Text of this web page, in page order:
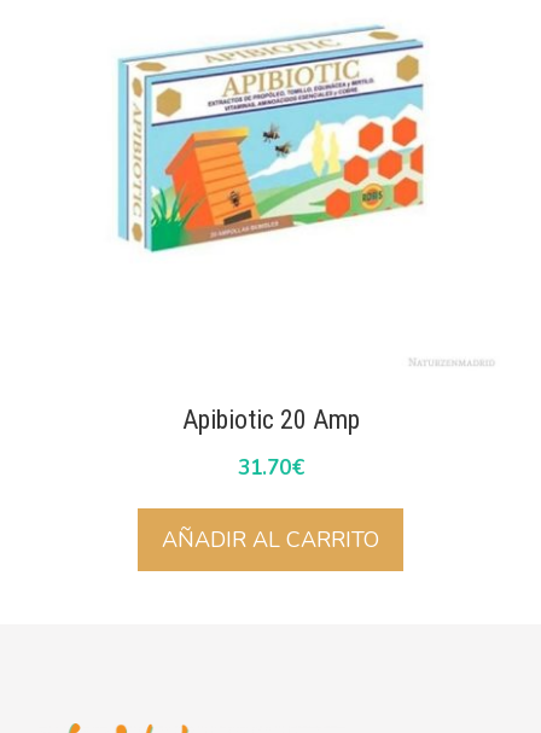
Apibiotic 20 Amp
31.70€
AÑADIR AL CARRITO